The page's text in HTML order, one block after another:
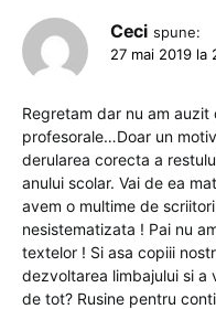
Ceci spune:
27 mai 2019 la
Regretam dar nu am
profesorale…Doar un
derularea corecta a
anului scolar. Vai de ea
avem o multime de
nesistematizata ! Pai nu
textelor ! Si asa copiii
dezvoltarea limbajului si a
de tot? Rusine pentru